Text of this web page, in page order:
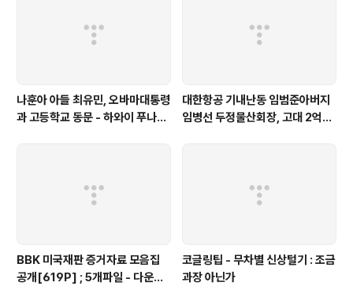
나훈아 아들 최유민, 오바마대통령
과 고등학교 동문 - 하와이 푸나호
대한항공 기내난동 임범준아버지
임병선 두정물산회장, 고대 2억기
BBK 미국재판 증거자료 모음집
공개[619P] ; 5개파일 - 다운로
코글링팁 - 무차별 신상털기 : 조금
과장 아닌가